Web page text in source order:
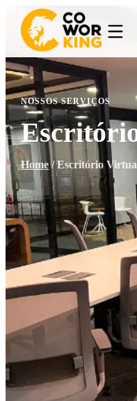
NOSSOS SERVIÇOS
Home/Escritório